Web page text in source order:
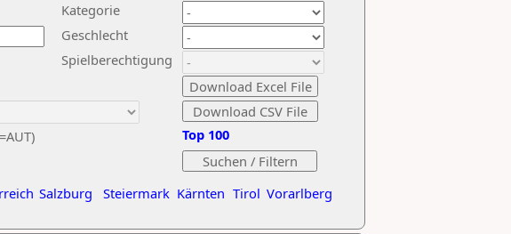
Kategorie
Geschlecht
Spielberechtigung
Salzburg Steiermark Kärnten Tirol Vorarlberg
Top 100